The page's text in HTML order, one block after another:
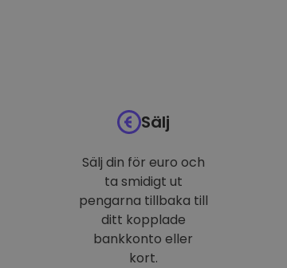
Sälj
Sälj din för euro och
ta smidigt ut
pengarna tillbaka till
ditt kopplade
bankkonto eller
kort.